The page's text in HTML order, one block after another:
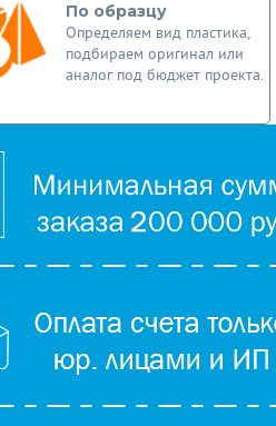
По образцу
Определяем вид пластика,
подбираем оригинал или
аналог под бюджет проекта.